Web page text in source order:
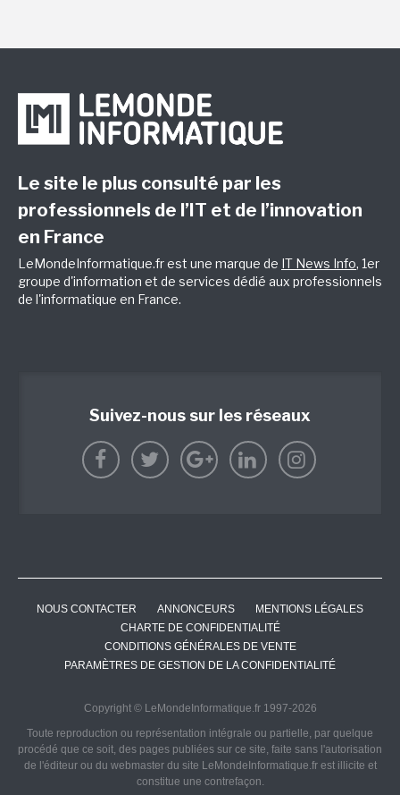
Le site le plus consulté par les
professionnels de l’IT et de l’innovation
en France
LeMondeInformatique.fr est une marque de IT News Info, 1er
groupe d'information et de services dédié aux professionnels
de l'informatique en France.
Suivez-nous sur les réseaux
NOUS CONTACTER ANNONCEURS
MENTIONS LÉGALES
CHARTE DE CONFIDENTIALITÉ
CONDITIONS GÉNÉRALES DE VENTE
PARAMÈTRES DE GESTION DE LA CONFIDENTIALITÉ
Copyright © LeMondeInformatique.fr 1997-2026
Toute reproduction ou représentation intégrale ou partielle, par quelque
procédé que ce soit, des pages publiées sur ce site, faite sans l'autorisation
de l'éditeur ou du webmaster du site LeMondeInformatique.fr est illicite et
constitue une contrefaçon.